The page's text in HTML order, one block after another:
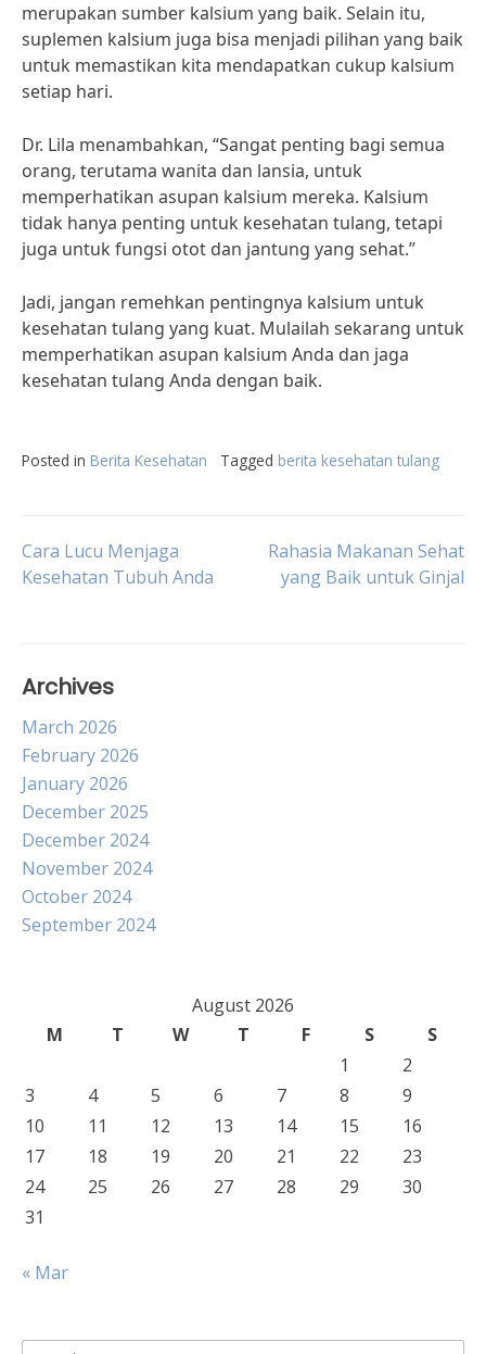
merupakan sumber kalsium yang baik. Selain itu,
suplemen kalsium juga bisa menjadi pilihan yang baik
untuk memastikan kita mendapatkan cukup kalsium
setiap hari.
Dr. Lila menambahkan, “Sangat penting bagi semua
orang, terutama wanita dan lansia, untuk
memperhatikan asupan kalsium mereka. Kalsium
tidak hanya penting untuk kesehatan tulang, tetapi
juga untuk fungsi otot dan jantung yang sehat.”
Jadi, jangan remehkan pentingnya kalsium untuk
kesehatan tulang yang kuat. Mulailah sekarang untuk
memperhatikan asupan kalsium Anda dan jaga
kesehatan tulang Anda dengan baik.
Posted in Berita Kesehatan Tagged berita kesehatan tulang
Post
Cara Lucu Menjaga
Kesehatan Tubuh Anda
Rahasia Makanan Sehat
yang Baik untuk Ginjal
Archives
March 2026
February 2026
January 2026
December 2025
December 2024
November 2024
October 2024
September 2024
August 2026
M
T W T F S
S
1
2
3
4 5 6 7 8
9
10
11 12 13 14 15
16
17
18 19 20 21 22
23
24
25 26 27 28 29
30
31
« Mar